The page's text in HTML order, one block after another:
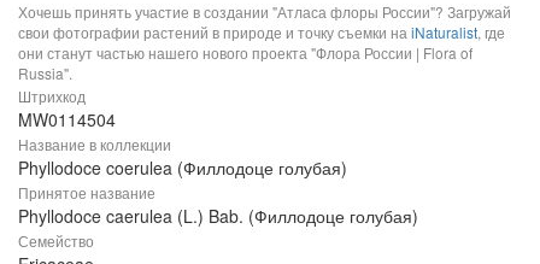
Хочешь принять участие в создании "Атласа флоры России"? Загружай
свои фотографии растений в природе и точку съемки на iNaturalist, где
они станут частью нашего нового проекта "Флора России | Flora of
Russia".
Штрихкод
MW0114504
Название в коллекции
Phyllodoce coerulea (Филлодоце голубая)
Принятое название
Phyllodoce caerulea (L.) Bab. (Филлодоце голубая)
Семейство